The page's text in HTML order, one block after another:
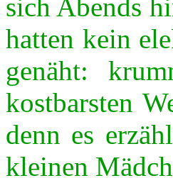
sich Abends
hatten kein
genäht:
kostbarsten
denn es
kleinen